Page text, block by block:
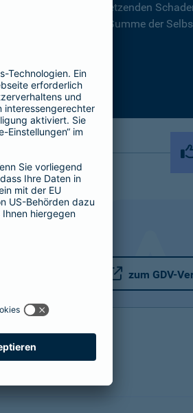
eines zu ersetzenden
vereinbarte Summe der
zum GDV-